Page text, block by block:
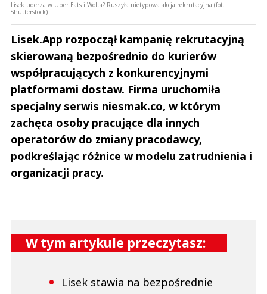
Lisek uderza w Uber Eats i Wolta? Ruszyła nietypowa akcja rekrutacyjna (fot.
Shutterstock)
Lisek.App rozpoczął kampanię rekrutacyjną
skierowaną bezpośrednio do kurierów
współpracujących z konkurencyjnymi
platformami dostaw. Firma uruchomiła
specjalny serwis niesmak.co, w którym
zachęca osoby pracujące dla innych
operatorów do zmiany pracodawcy,
podkreślając różnice w modelu zatrudnienia i
organizacji pracy.
W tym artykule przeczytasz:
Lisek stawia na bezpośrednie